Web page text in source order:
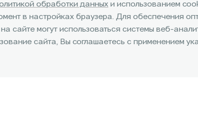
обработки данных и использованием
в настройках браузера. Для обеспечения
сайте могут использоваться системы веб-
сайта, Вы соглашаетесь с применением